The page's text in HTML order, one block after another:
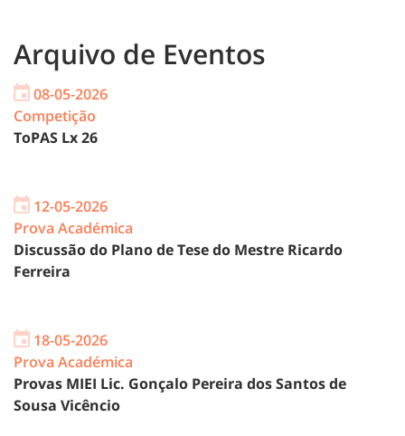
Arquivo de Eventos
08-05-2026
Competição
ToPAS Lx 26
12-05-2026
Prova Académica
Discussão do Plano de Tese do Mestre Ricardo
Ferreira
18-05-2026
Prova Académica
Provas MIEI Lic. Gonçalo Pereira dos Santos de
Sousa Vicêncio